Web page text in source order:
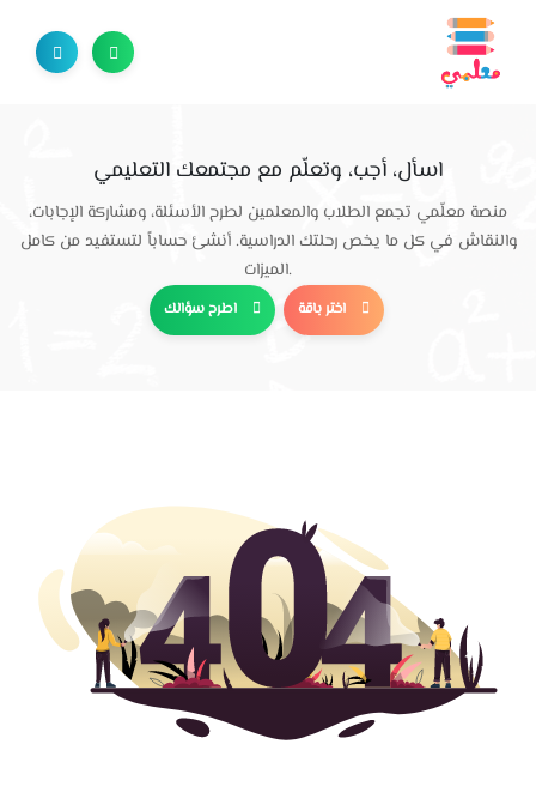
اسأل، أجب، وتعلّم مع مجتمعك التعليمي
منصة معلّمي تجمع الطلاب والمعلمين لطرح الأسئلة، ومشاركة الإجابات،
والنقاش في كل ما يخص رحلتك الدراسية. أنشئ حساباً لتستفيد من كامل
الميزات.
اطرح سؤالك اختر باقة